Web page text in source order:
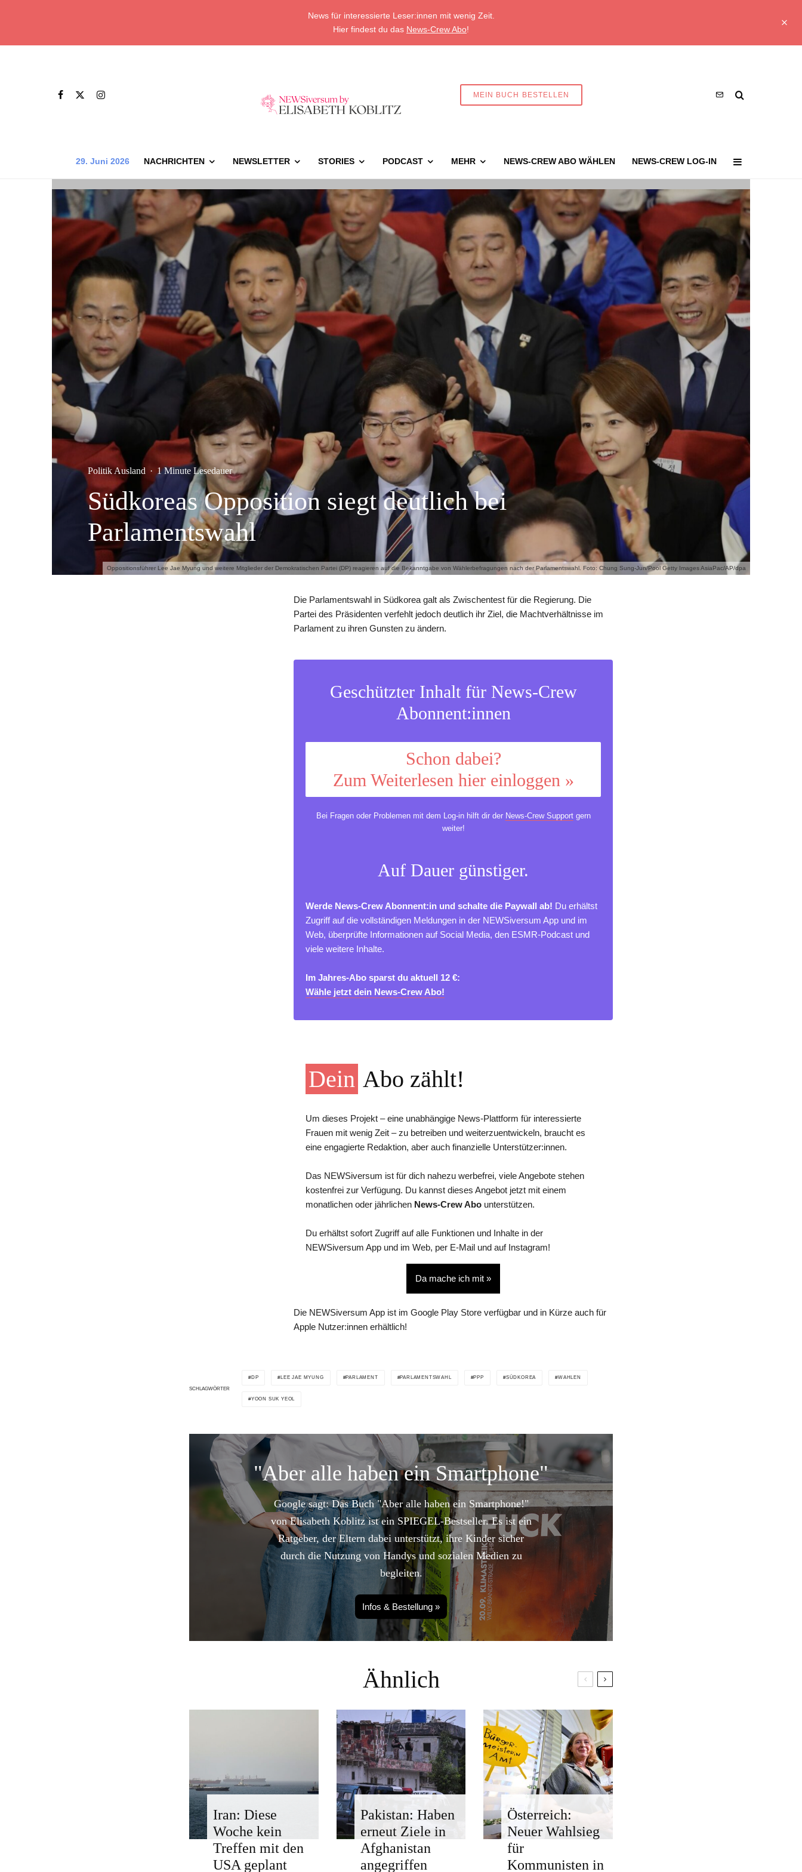
News für interessierte Leser:innen mit wenig Zeit.
Hier findest du das News-Crew Abo!
MEIN BUCH BESTELLEN
29. Juni 2026 NACHRICHTEN NEWSLETTER STORIES PODCAST MEHR NEWS-CREW ABO WÄHLEN NEWS-CREW LOG-IN
Oppositionsführer Lee Jae Myung und weitere Mitglieder der Demokratischen Partei (DP) reagieren auf die Bekanntgabe von Wählerbefragungen nach der Parlamentswahl. Foto: Chung Sung-Jun/Pool Getty Images AsiaPac/AP/dpa
Politik Ausland · 1 Minute Lesedauer
Südkoreas Opposition siegt deutlich bei
Parlamentswahl
Die Parlamentswahl in Südkorea galt als Zwischentest für die Regierung. Die
Partei des Präsidenten verfehlt jedoch deutlich ihr Ziel, die Machtverhältnisse im
Parlament zu ihren Gunsten zu ändern.
Geschützter Inhalt für News-Crew
Abonnent:innen
Schon dabei?
Zum Weiterlesen hier einloggen »
Bei Fragen oder Problemen mit dem Log-in hilft dir der News-Crew Supportgern
weiter!
Auf Dauer günstiger.
Werde News-Crew Abonnent:in und schalte die Paywall ab! Du erhältst
Zugriff auf die vollständigen Meldungen in der NEWSiversum App und im
Web, überprüfte Informationen auf Social Media, den ESMR-Podcast und
viele weitere Inhalte.
Im Jahres-Abo sparst du aktuell 12 €:
Wähle jetzt dein News-Crew Abo!
Dein Abo zählt!
Um dieses Projekt – eine unabhängige News-Plattform für interessierte
Frauen mit wenig Zeit – zu betreiben und weiterzuentwickeln, braucht es
eine engagierte Redaktion, aber auch finanzielle Unterstützer:innen.
Das NEWSiversum ist für dich nahezu werbefrei, viele Angebote stehen
kostenfrei zur Verfügung. Du kannst dieses Angebot jetzt mit einem
monatlichen oder jährlichen News-Crew Abo unterstützen.
Du erhältst sofort Zugriff auf alle Funktionen und Inhalte in der
NEWSiversum App und im Web, per E-Mail und auf Instagram!
Da mache ich mit »
Die NEWSiversum App ist im Google Play Store verfügbar und in Kürze auch für
Apple Nutzer:innen erhältlich!
SCHLAGWÖRTER
DP LEE JAE MYUNG PARLAMENT PARLAMENTSWAHL PPP SÜDKOREA WAHLEN
YOON SUK YEOL
"Aber alle haben ein Smartphone"
Google sagt: Das Buch "Aber alle haben ein Smartphone!"
von Elisabeth Koblitz ist ein SPIEGEL-Bestseller. Es ist ein
Ratgeber, der Eltern dabei unterstützt, ihre Kinder sicher
durch die Nutzung von Handys und sozialen Medien zu
begleiten.
Infos & Bestellung »
Ähnlich
Iran: Diese
Woche kein
Treffen mit den
USA geplant
Pakistan: Haben
erneut Ziele in
Afghanistan
angegriffen
Österreich:
Neuer Wahlsieg
für
Kommunisten in